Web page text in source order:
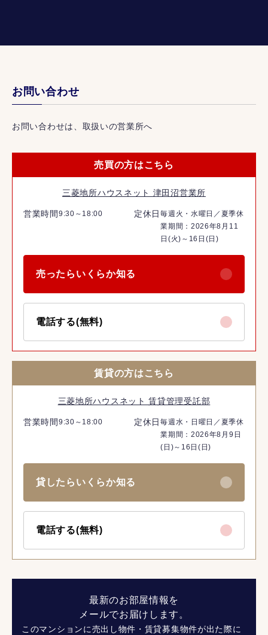
お問い合わせ
お問い合わせは、取扱いの営業所へ
売買の方はこちら
三菱地所ハウスネット 津田沼営業所
営業時間 9:30～18:00 定休日毎週火・水曜日／夏季休
業期間：2026年8月11
日(火)～16日(日)
売ったらいくらか知る
電話する(無料)
賃貸の方はこちら
三菱地所ハウスネット 賃貸管理受託部
営業時間 9:30～18:00 定休日毎週水・日曜日／夏季休
業期間：2026年8月9日
(日)～16日(日)
貸したらいくらか知る
電話する(無料)
最新のお部屋情報を
メールでお届けします。
このマンションに売出し物件・賃貸募集物件が出た際に